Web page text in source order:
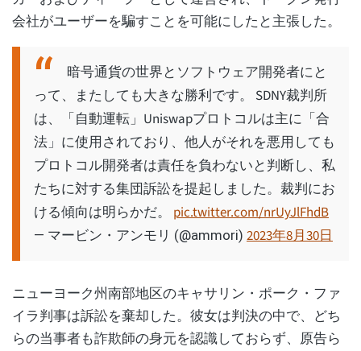
会社がユーザーを騙すことを可能にしたと主張した。
暗号通貨の世界とソフトウェア開発者にと
って、またしても大きな勝利です。 SDNY裁判所
は、「自動運転」Uniswapプロトコルは主に「合
法」に使用されており、他人がそれを悪用しても
プロトコル開発者は責任を負わないと判断し、私
たちに対する集団訴訟を提起しました。裁判にお
ける傾向は明らかだ。 pic.twitter.com/nrUyJlFhdB
— マービン・アンモリ (@ammori) 2023年8月30日
ニューヨーク州南部地区のキャサリン・ポーク・ファ
イラ判事は訴訟を棄却した。彼女は判決の中で、どち
らの当事者も詐欺師の身元を認識しておらず、原告ら